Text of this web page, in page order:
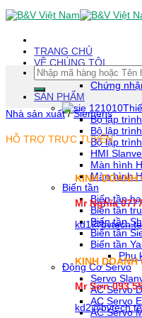
Skip
To
(tạm
dịch)
TRANG CHỦ
VỀ CHÚNG TÔI
CÔNG TY TNHH
Chứng
SẢN PHẨM
Bộ lập
Bộ lập
Bộ lập
HMI
Màn hình
Màn hình
Biến tần
Biến tần
Biến tần
Biến tần
Biến tần
Biến tần
Phụ
Động Cơ Servo
Servo
AC Servo
AC Servo
AC Servo
Tìm
kiếm:
Nhà sản xuất / Siemens
HỖ TRỢ TRỰC TUYẾN
KINH DOANH
Mr Nghĩa
KINH DOANH
Mr Sơn093